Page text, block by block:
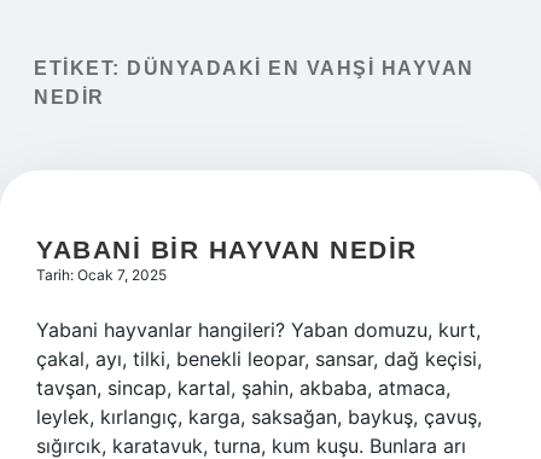
Yasal Uyarı
ETIKET:
DÜNYADAKI EN VAHŞI HAYVAN
NEDIR
YABANI BIR HAYVAN NEDIR
Tarih: Ocak 7, 2025
Yabani hayvanlar hangileri? Yaban domuzu, kurt,
çakal, ayı, tilki, benekli leopar, sansar, dağ keçisi,
tavşan, sincap, kartal, şahin, akbaba, atmaca,
leylek, kırlangıç, karga, saksağan, baykuş, çavuş,
sığırcık, karatavuk, turna, kum kuşu. Bunlara arı